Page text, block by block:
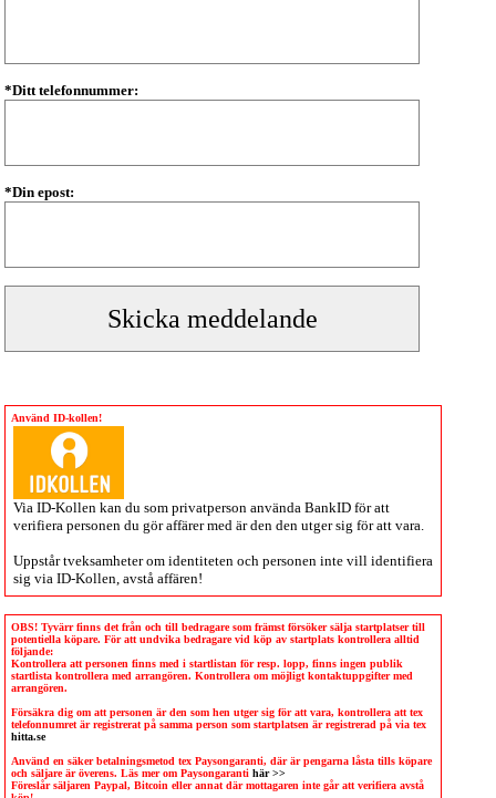
*Ditt telefonnummer:
*Din epost:
Använd ID-kollen!
Via ID-Kollen kan du som privatperson använda BankID för att
verifiera personen du gör affärer med är den den utger sig för att vara.
Uppstår tveksamheter om identiteten och personen inte vill identifiera
sig via ID-Kollen , avstå affären!
OBS! Tyvärr finns det från och till bedragare som främst försöker sälja startplatser till
potentiella köpare. För att undvika bedragare vid köp av startplats kontrollera alltid
följande:
Kontrollera att personen finns med i startlistan för resp. lopp, finns ingen publik
startlista kontrollera med arrangören. Kontrollera om möjligt kontaktuppgifter med
arrangören.
Försäkra dig om att personen är den som hen utger sig för att vara, kontrollera att tex
telefonnumret är registrerat på samma person som startplatsen är registrerad på via tex
hitta.se
Använd en säker betalningsmetod tex Paysongaranti, där är pengarna låsta tills köpare
och säljare är överens. Läs mer om Paysongaranti här >>
Föreslår säljaren Paypal, Bitcoin eller annat där mottagaren inte går att verifiera avstå